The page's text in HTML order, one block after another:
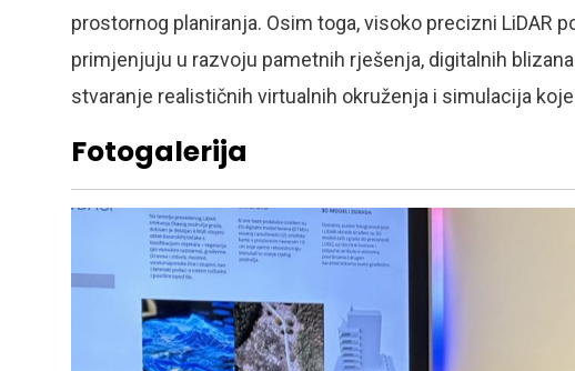
prostornog planiranja. Osim toga, visoko precizni LiDAR
primjenjuju u razvoju pametnih rješenja, digitalnih
stvaranje realističnih virtualnih okruženja i simulacija
Fotogalerija